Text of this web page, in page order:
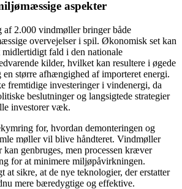
aspekter
2.000 vindmøller bringer både
overvejelser i spil. Økonomisk set kan
fald i den nationale
kilder, hvilket kan resultere i øgede
større afhængighed af importeret energi.
fremtidige investeringer i vindenergi, da
beslutninger og langsigtede strategier
investorer væk.
for, hvordan demonteringen og
møller vil blive håndteret. Vindmøller
kan genbruges, men processen kræver
for at minimere miljøpåvirkningen.
at sikre, at de nye teknologier, der erstatter
mere bæredygtige og effektive.